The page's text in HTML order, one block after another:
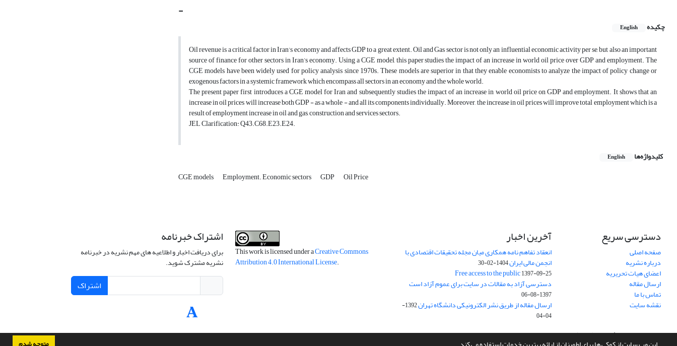
-
چکیده English
Oil revenue is a critical factor in Iran’s economy and affects GDP to a great extent. Oil and Gas sector is not only an influential economic activity per se, but also an important
source of finance for other sectors in Iran’s economy. Using a CGE model, this paper studies the impact of an increase in world oil price over GDP and employment. The
CGE models have been widely used for policy analysis since 1970s. These models are superior in that they enable economists to analyze the impact of policy change or
exogenous factors in a systemic framework which encompass all sectors in an economy and the whole world.
The present paper first introduces a CGE model for Iran and subsequently studies the impact of an increase in world oil price on GDP and employment. It shows that an
increase in oil prices will increase both GDP - as a whole - and all its components individually. Moreover, the increase in oil prices will improve total employment which is a
result of employment increase in oil and gas, construction and services sectors.
JEL Clarification: Q43.C68.E23.E24.
کلیدواژه‌ها English
CGE models Employment. Economic sectors GDP Oil Price
دسترسی سریع
صفحه اصلی
درباره نشریه
اعضای هیات تحریریه
ارسال مقاله
تماس با ما
نقشه سایت
آخرین اخبار
انعقاد تفاهم نامه همکاری میان مجله تحقیقات اقتصادی با
انجمن مالی ایران1404-02-30
Free access to the public1397-09-25
دسترسی آزاد به مقالات در سایت برای عموم آزاد است
1397-08-06
ارسال مقاله از طریق نشر الکترونیکی دانشگاه تهران
1392-
04-04
This work is licensed under aCreative Commons
Attribution 4.0 International License.
اشتراک خبرنامه
برای دریافت اخبار و اطلاعیه های مهم نشریه در خبرنامه
نشریه مشترک شوید.
اشتراک
سامانه مدیریت نشریات علمی.طراحی و پیاده سازی ازسیناوب